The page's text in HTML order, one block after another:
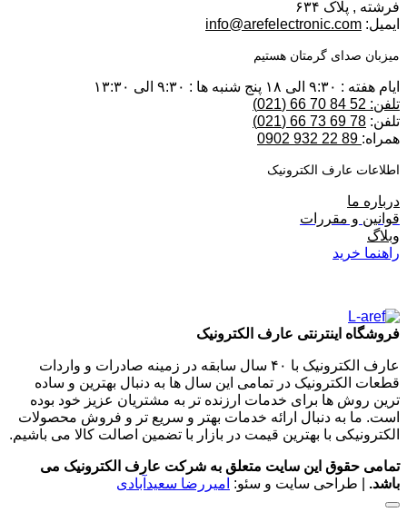
فرشته , پلاک ۶۳۴
ایمیل: info@arefelectronic.com
میزبان صدای گرمتان هستیم
ایام هفته : ۹:۳۰ الی ۱۸ پنج شنبه ها : ۹:۳۰ الی ۱۳:۳۰
تلفن: 52 84 70 66 (021)
تلفن: 78 69 73 66 (021)
همراه:
اطلاعات عارف الکترونیک
درباره ما
قوانین و مقررات
وبلاگ
راهنما خرید
فروشگاه اینترنتی عارف الکترونیک
عارف الکترونیک با ۴۰ سال سابقه در زمینه صادرات و واردات
قطعات الکترونیک در تمامی این سال ها به دنبال بهترین و ساده
ترین روش ها برای خدمات ارزنده تر به مشتریان عزیز خود بوده
است. ما به دنبال ارائه خدمات بهتر و سریع تر و فروش محصولات
الکترونیکی با بهترین قیمت در بازار با تضمین اصالت کالا می باشیم.
تمامی حقوق این سایت متعلق به شرکت عارف الکترونیک می
باشد. | طراحی سایت و سئو: امیررضا سعیدآبادی